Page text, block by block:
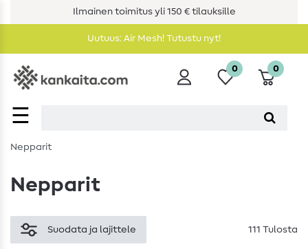
Ilmainen toimitus yli 150 € tilauksille
Uutuus: Air Mesh! Tutustu nyt!
☰
0 0
Nepparit
Nepparit
Suodata ja lajittele 111 Tulosta